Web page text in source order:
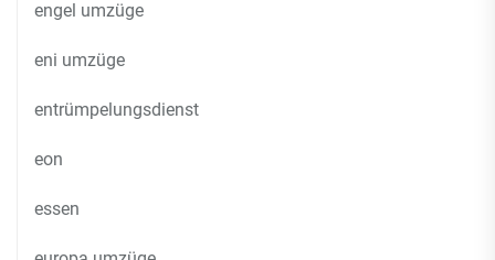
engel umzüge
eni umzüge
entrümpelungsdienst
eon
essen